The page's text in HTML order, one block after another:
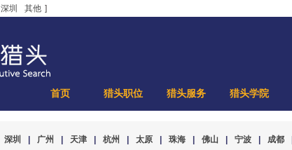
深圳 其他 ]
首页 猎头职位 猎头服务 猎头学院
深圳 广州 天津 杭州 太原 珠海 佛山 宁波 成都